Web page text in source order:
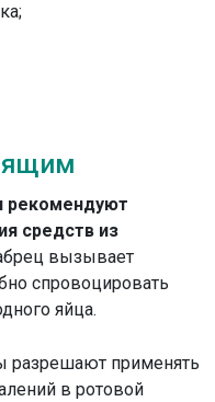
рекомендуют
средств из
вызывает
спровоцировать
яйца.
разрешают применять
в ротовой